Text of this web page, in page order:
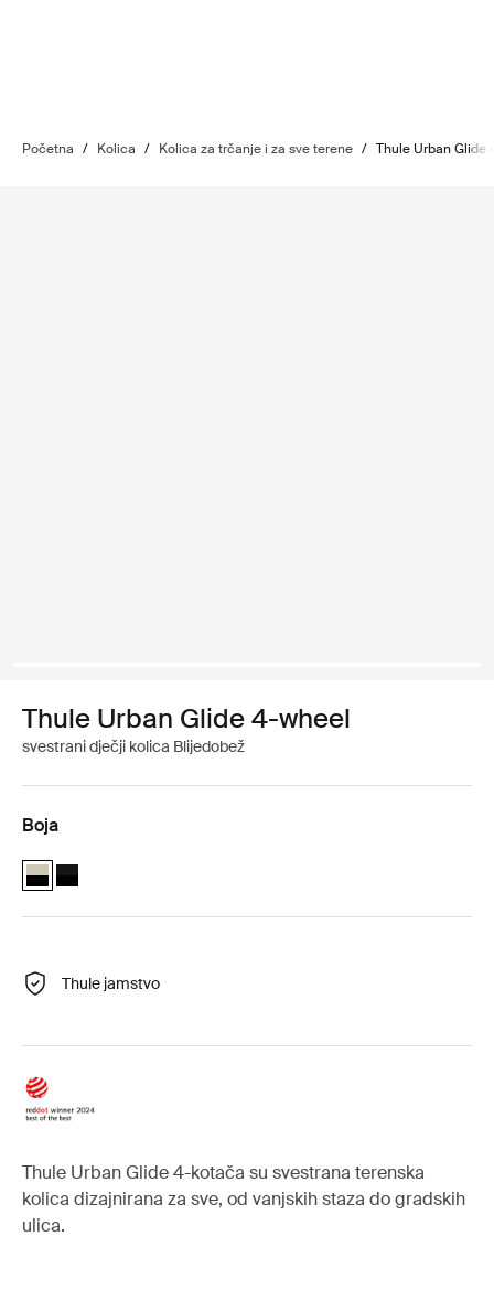
Početna / Kolica / Kolica za trčanje i za sve terene / Thule Urban Glide
Thule Urban Glide 4-wheel
svestrani dječji kolica Blijedobež
Boja
Thule Urban Glide 4-wheel Soft Beige (selected)
Thule Urban Glide 4-wheel Crno na crno
Thule jamstvo
Thule Urban Glide 4-kotača su svestrana terenska
kolica dizajnirana za sve, od vanjskih staza do gradskih
ulica.